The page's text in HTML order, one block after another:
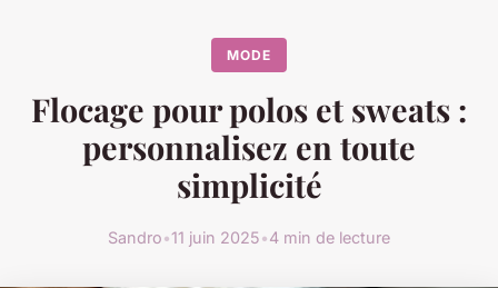
MODE
Flocage pour polos et sweats :
personnalisez en toute
simplicité
Sandro•11 juin 2025•4 min de lecture